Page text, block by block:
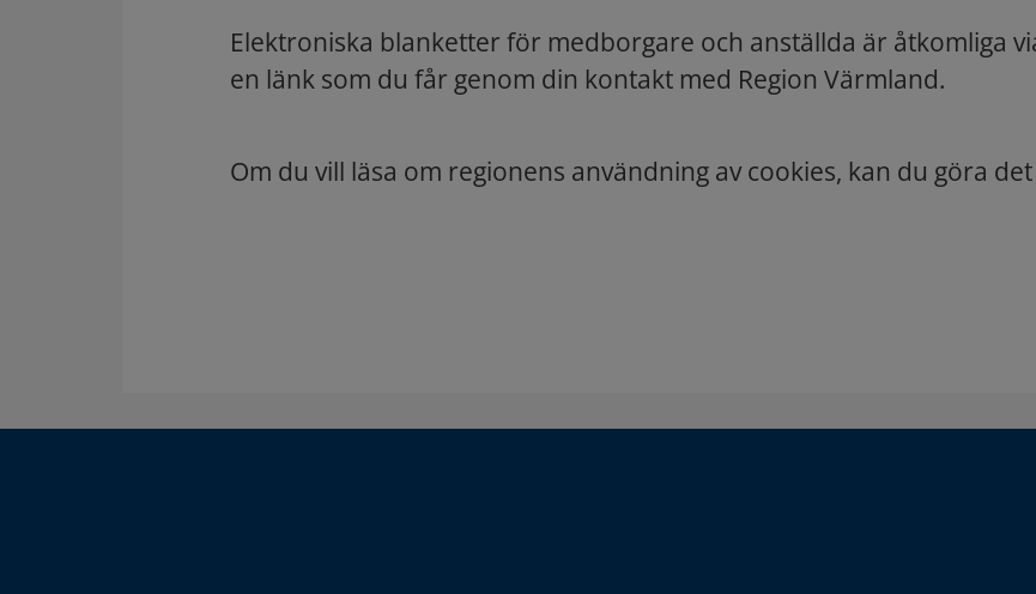
Elektroniska blanketter för medborgare och anställda är åtkomliga
en länk som du får genom din kontakt med Region Värmland.
Om du vill läsa om regionens användning av cookies, kan du göra